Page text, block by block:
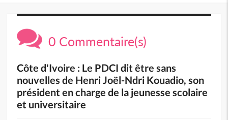
0 Commentaire(s)
Côte d'Ivoire : Le PDCI dit être sans
nouvelles de Henri Joël-Ndri Kouadio, son
président en charge de la jeunesse scolaire
et universitaire